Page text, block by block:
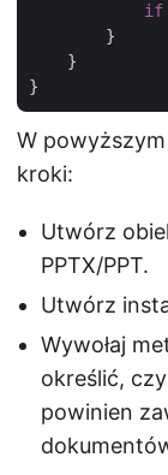
if
        }
    }
W
kroki:
Utwórz
PPTX/PPT.
Utwórz
Wywołaj
określić,
powinien